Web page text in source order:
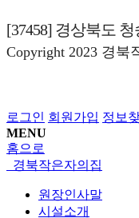
[37458] 경상북도
Copyright 2023 경북
로그인 회원가입 정보찾
MENU
홈으로
경북작은자의집
원장인사말
시설소개